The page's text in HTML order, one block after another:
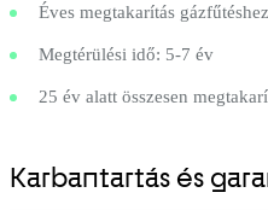
Éves megtakarítás
Megtérülési idő: 5-7 év
25 év alatt összesen
Karbantartás és